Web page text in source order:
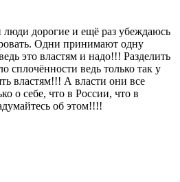
дорогие и ещё раз убеждаюсь
Одни принимают одну
это властям и надо!!! Разделить
сплочённости ведь только так у
властям!!! А власти они все
о себе, что в России, что в
об этом!!!!